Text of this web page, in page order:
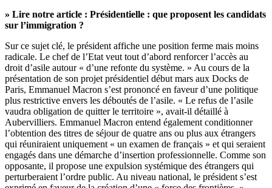
» Lire notre article : Présidentielle : que proposent les candidats
sur l’immigration ?
Sur ce sujet clé, le président affiche une position ferme mais moins
radicale. Le chef de l’Etat veut tout d’abord renforcer l’accès au
droit d’asile autour « d’une refonte du système. » Au cours de la
présentation de son projet présidentiel début mars aux Docks de
Paris, Emmanuel Macron s’est prononcé en faveur d’une politique
plus restrictive envers les déboutés de l’asile. « Le refus de l’asile
vaudra obligation de quitter le territoire », avait-il détaillé à
Aubervilliers. Emmanuel Macron entend également conditionner
l’obtention des titres de séjour de quatre ans ou plus aux étrangers
qui réuniraient uniquement « un examen de français » et qui seraient
engagés dans une démarche d’insertion professionnelle. Comme son
opposante, il propose une expulsion systémique des étrangers qui
perturberaient l’ordre public. Au niveau national, le président s’est